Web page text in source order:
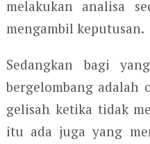
melakukan analisa
mengambil keputusan.
Sedangkan bagi
bergelombang adalah
gelisah ketika tidak
itu ada juga yang